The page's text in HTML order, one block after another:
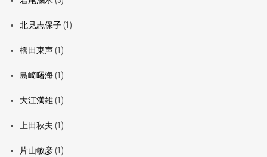
北見志保子(1)
橋田東声(1)
島崎曙海(1)
大江満雄(1)
上田秋夫 (1)
片山敏彦(1)